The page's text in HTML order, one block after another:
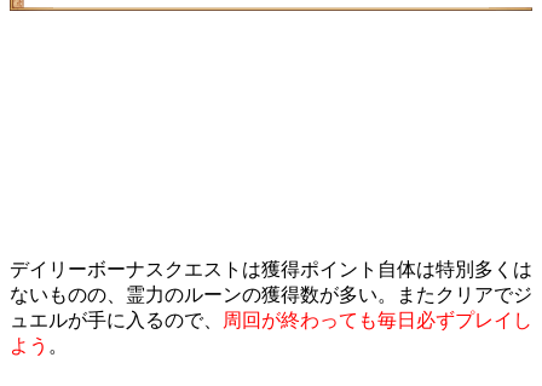
デイリーボーナスクエストは獲得ポイント自体は特別多くは
ないものの、霊力のルーンの獲得数が多い。またクリアでジ
ュエルが手に入るので、
周回が終わっても毎日必ずプレイし
よう 。